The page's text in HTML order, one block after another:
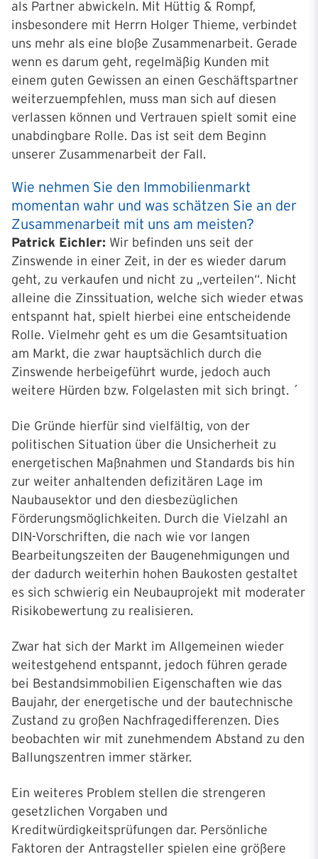
als Partner abwickeln. Mit Hüttig & Rompf,
insbesondere mit Herrn Holger Thieme, verbindet
uns mehr als eine bloße Zusammenarbeit. Gerade
wenn es darum geht, regelmäßig Kunden mit
einem guten Gewissen an einen Geschäftspartner
weiterzuempfehlen, muss man sich auf diesen
verlassen können und Vertrauen spielt somit eine
unabdingbare Rolle. Das ist seit dem Beginn
unserer Zusammenarbeit der Fall.
Wie nehmen Sie den Immobilienmarkt
momentan wahr und was schätzen Sie an der
Zusammenarbeit mit uns am meisten?
Patrick Eichler: Wir befinden uns seit der
Zinswende in einer Zeit, in der es wieder darum
geht, zu verkaufen und nicht zu „verteilen“. Nicht
alleine die Zinssituation, welche sich wieder etwas
entspannt hat, spielt hierbei eine entscheidende
Rolle. Vielmehr geht es um die Gesamtsituation
am Markt, die zwar hauptsächlich durch die
Zinswende herbeigeführt wurde, jedoch auch
weitere Hürden bzw. Folgelasten mit sich bringt. ´
Die Gründe hierfür sind vielfältig, von der
politischen Situation über die Unsicherheit zu
energetischen Maßnahmen und Standards bis hin
zur weiter anhaltenden defizitären Lage im
Naubausektor und den diesbezüglichen
Förderungsmöglichkeiten. Durch die Vielzahl an
DIN-Vorschriften, die nach wie vor langen
Bearbeitungszeiten der Baugenehmigungen und
der dadurch weiterhin hohen Baukosten gestaltet
es sich schwierig ein Neubauprojekt mit moderater
Risikobewertung zu realisieren.
Zwar hat sich der Markt im Allgemeinen wieder
weitestgehend entspannt, jedoch führen gerade
bei Bestandsimmobilien Eigenschaften wie das
Baujahr, der energetische und der bautechnische
Zustand zu großen Nachfragedifferenzen. Dies
beobachten wir mit zunehmendem Abstand zu den
Ballungszentren immer stärker.
Ein weiteres Problem stellen die strengeren
gesetzlichen Vorgaben und
Kreditwürdigkeitsprüfungen dar. Persönliche
Faktoren der Antragsteller spielen eine größere